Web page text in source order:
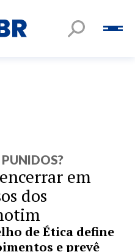
PUNIDOS?
em
dos
de Ética define
e prevê